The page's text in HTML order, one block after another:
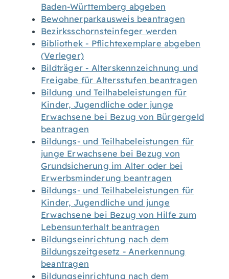
Baden-Württemberg abgeben
Bewohnerparkausweis beantragen
Bezirksschornsteinfeger werden
Bibliothek - Pflichtexemplare abgeben
(Verleger)
Bildträger - Alterskennzeichnung und
Freigabe für Altersstufen beantragen
Bildung und Teilhabeleistungen für
Kinder, Jugendliche oder junge
Erwachsene bei Bezug von Bürgergeld
beantragen
Bildungs- und Teilhabeleistungen für
junge Erwachsene bei Bezug von
Grundsicherung im Alter oder bei
Erwerbsminderung beantragen
Bildungs- und Teilhabeleistungen für
Kinder, Jugendliche und junge
Erwachsene bei Bezug von Hilfe zum
Lebensunterhalt beantragen
Bildungseinrichtung nach dem
Bildungszeitgesetz - Anerkennung
beantragen
Bildungseinrichtung nach dem